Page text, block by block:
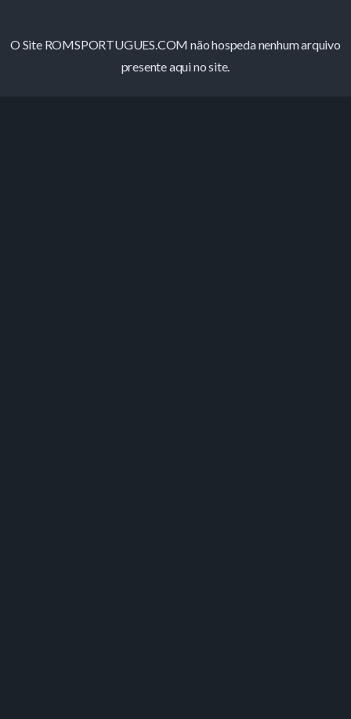
O Site ROMSPORTUGUES.COM não hospeda nenhum arquivo
presente aqui no site.